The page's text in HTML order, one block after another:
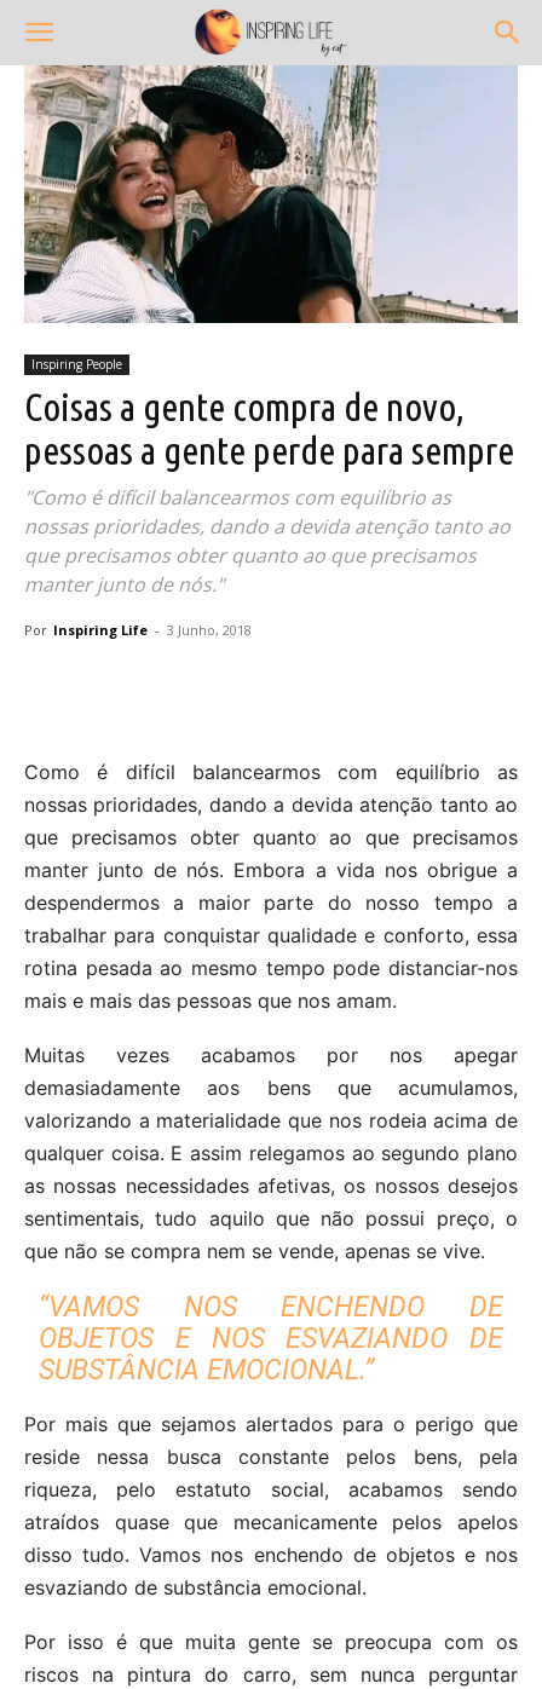
Inspiring People
Coisas a gente compra de novo,
pessoas a gente perde para sempre
"Como é difícil balancearmos com equilíbrio as
nossas prioridades, dando a devida atenção tanto ao
que precisamos obter quanto ao que precisamos
manter junto de nós."
Por Inspiring Life - 3 Junho, 2018
Como é difícil balancearmos com equilíbrio as
nossas prioridades, dando a devida atenção tanto ao
que precisamos obter quanto ao que precisamos
manter junto de nós. Embora a vida nos obrigue a
despendermos a maior parte do nosso tempo a
trabalhar para conquistar qualidade e conforto, essa
rotina pesada ao mesmo tempo pode distanciar-nos
mais e mais das pessoas que nos amam.
Muitas vezes acabamos por nos apegar
demasiadamente aos bens que acumulamos,
valorizando a materialidade que nos rodeia acima de
qualquer coisa. E assim relegamos ao segundo plano
as nossas necessidades afetivas, os nossos desejos
sentimentais, tudo aquilo que não possui preço, o
que não se compra nem se vende, apenas se vive.
“VAMOS NOS ENCHENDO DE
OBJETOS E NOS ESVAZIANDO DE
SUBSTÂNCIA EMOCIONAL.”
Por mais que sejamos alertados para o perigo que
reside nessa busca constante pelos bens, pela
riqueza, pelo estatuto social, acabamos sendo
atraídos quase que mecanicamente pelos apelos
disso tudo. Vamos nos enchendo de objetos e nos
esvaziando de substância emocional.
Por isso é que muita gente se preocupa com os
riscos na pintura do carro, sem nunca perguntar